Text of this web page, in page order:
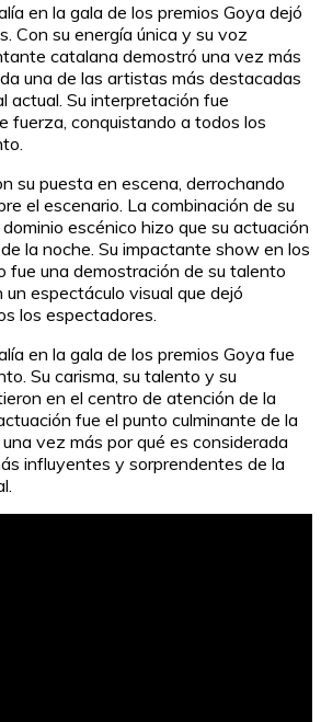
en la gala de los premios Goya dejó
Con su energía única y su voz
catalana demostró una vez más
una de las artistas más destacadas
actual. Su interpretación fue
fuerza, conquistando a todos los
su puesta en escena, derrochando
el escenario. La combinación de su
escénico hizo que su actuación
la noche. Su impactante show en los
fue una demostración de su talento
un espectáculo visual que dejó
los espectadores.
en la gala de los premios Goya fue
Su carisma, su talento y su
en el centro de atención de la
fue el punto culminante de la
vez más por qué es considerada
influyentes y sorprendentes de la